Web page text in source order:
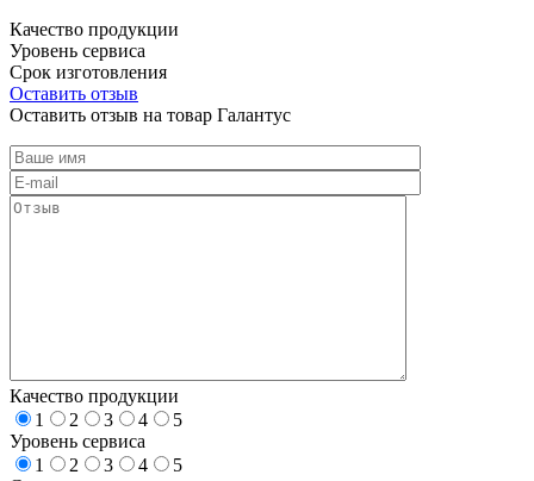
Качество продукции
Уровень сервиса
Срок изготовления
Оставить отзыв
Оставить отзыв на товар Галантус
Качество продукции
1
2 3 4
5
Уровень сервиса
1
2 3 4
5